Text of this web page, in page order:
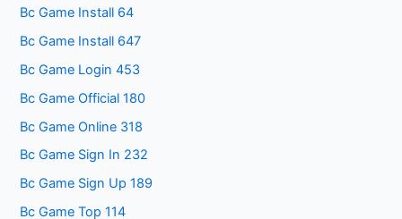
Bc Game Install 64
Bc Game Install 647
Bc Game Login 453
Bc Game Official 180
Bc Game Online 318
Bc Game Sign In 232
Bc Game Sign Up 189
Bc Game Top 114